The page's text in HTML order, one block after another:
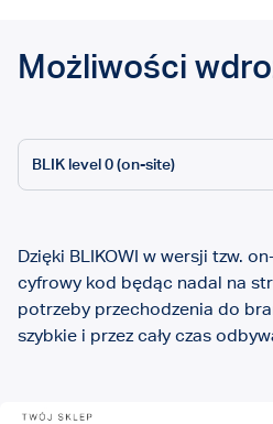
Możliwości
BLIK level 0 (on-site)
Dzięki BLIKOWI w wersji tzw.
cyfrowy kod będąc nadal na
potrzeby przechodzenia do
szybkie i przez cały czas